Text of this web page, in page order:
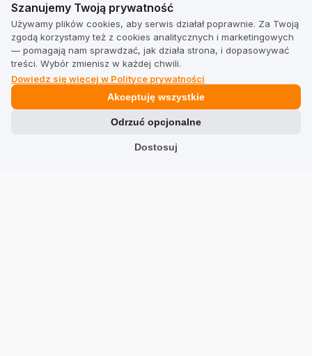
Restauracje
Znajdź firmę
TrustMate
Kontakt
Informacje dla akcjonariuszy
Blog
Szanujemy Twoją prywatność
Używamy plików cookies, aby serwis działał poprawnie. Za Twoją
zgodą korzystamy też z cookies analitycznych i marketingowych
— pomagają nam sprawdzać, jak działa strona, i dopasowywać
treści. Wybór zmienisz w każdej chwili.
Dowiedz się więcej w Polityce prywatności
Dostosuj
Odrzuć opcjonalne
Akceptuję wszystkie